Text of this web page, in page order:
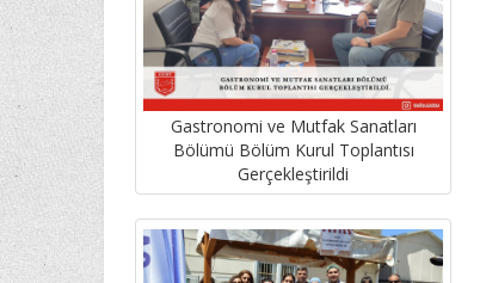
Gastronomi ve Mutfak Sanatları
Bölümü Bölüm Kurul Toplantısı
Gerçekleştirildi